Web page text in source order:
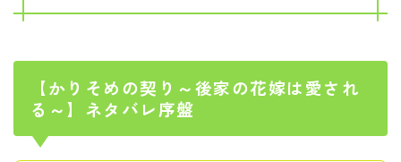
【かりそめの契り～後家の花嫁は愛され
る～】ネタバレ序盤